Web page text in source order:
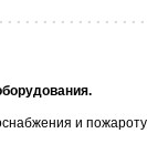
и